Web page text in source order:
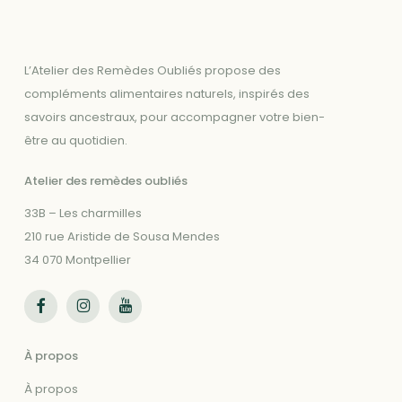
L’Atelier des Remèdes Oubliés propose des
compléments alimentaires naturels, inspirés des
savoirs ancestraux, pour accompagner votre bien-
être au quotidien.
Atelier des remèdes oubliés
33B – Les charmilles
210 rue Aristide de Sousa Mendes
34 070 Montpellier
Suivez-nous sur FacebookSuivez-nous sur InstagramSuivez-nous sur Youtube
À propos
À propos